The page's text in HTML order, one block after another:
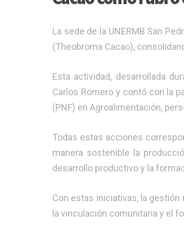
La sede de la UNERMB San
(Theobroma Cacao),
​Esta actividad, desarrollada
Carlos Romero y contó con la
(PNF) en Agroalimentación,
​Todas estas acciones
manera sostenible la
desarrollo productivo y la
​Con estas iniciativas, la
la vinculación comunitaria y el